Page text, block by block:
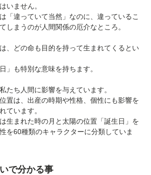
いません。
「違っていて当然」なのに、違っているこ
しまうのが人間関係の厄介なところ。
、どの命も目的を持って生まれてくるとい
」も特別な意味を持ちます。
たち人間に影響を与えています。
置は、出産の時期や性格、個性にも影響を
ています。
生まれた時の月と太陽の位置「誕生日」を
を60種類のキャラクターに分類していま
で分かる事